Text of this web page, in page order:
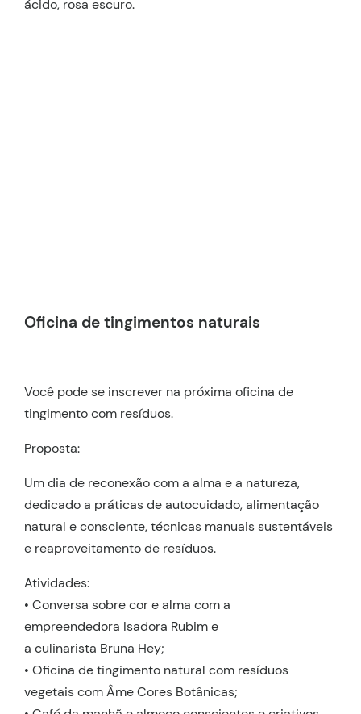
ácido, rosa escuro.
Oficina de tingimentos naturais
Você pode se inscrever na próxima oficina de
tingimento com resíduos.
Proposta:
Um dia de reconexão com a alma e a natureza,
dedicado a práticas de autocuidado, alimentação
natural e consciente, técnicas manuais sustentáveis
e reaproveitamento de resíduos.
Atividades:
• Conversa sobre cor e alma com a
empreendedora Isadora Rubim e
a culinarista Bruna Hey;
• Oficina de tingimento natural com resíduos
vegetais com Âme Cores Botânicas;